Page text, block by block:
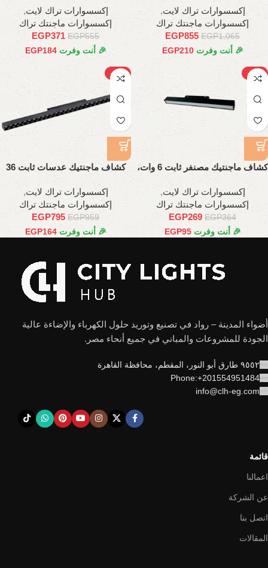
إكسسوارات تراك لايت,
إكسسوارات ماجنتك تراك
EGP1,065
EGP855
🎉 أنت وفرت EGP210
إكسسوارات تراك لايت,
إكسسوارات ماجنتك تراك
EGP555
EGP371
🎉 أنت وفرت EGP184
-26%
كشاف ماجنتيك مصنفر ثابت 6 وات،
إكسسوارات تراك لايت,
إكسسوارات ماجنتك تراك
EGP364
EGP269
🎉 أنت وفرت EGP95
-17%
كشاف ماجنتيك عدسات ثابت 36
إكسسوارات تراك لايت,
إكسسوارات ماجنتك تراك
EGP959
EGP795
🎉 أنت وفرت EGP164
أضواء المدينة – رواد في تصنيع وتوريد حلول الكهرباء والإضاءة عالية
الجودة للمشروعات والمباني في جميع أنحاء مصر.
٩٥٥٢ طارق أبو النور، المقطم، محافظة القاهرة
Phone:+201554951484
info@clh-eg.com
قائمة
اعمالنا
عن الشركة
اتصل بنا
المقالات